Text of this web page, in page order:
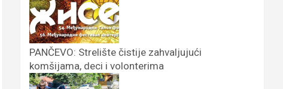
PANČEVO: Strelište čistije zahvaljujući
komšijama, deci i volonterima